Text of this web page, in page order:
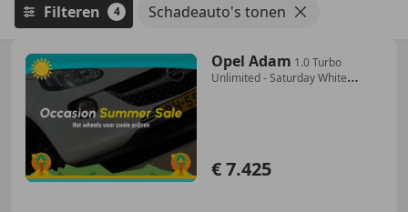
Filteren 4 Schadeauto's tonen
Opel Adam 1.0 Turbo
Unlimited - Saturday White
€ 7.425